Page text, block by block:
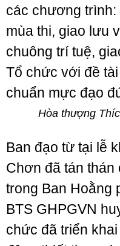
các chương
mùa thi, giao lưu
chuông trí tuệ,
Tổ chức với đề
chuẩn mực đạo
Hòa thượng
Ban đạo từ tại lễ
Chơn đã tán
trong Ban Hoằng
BTS GHPGVN
chức đã triển